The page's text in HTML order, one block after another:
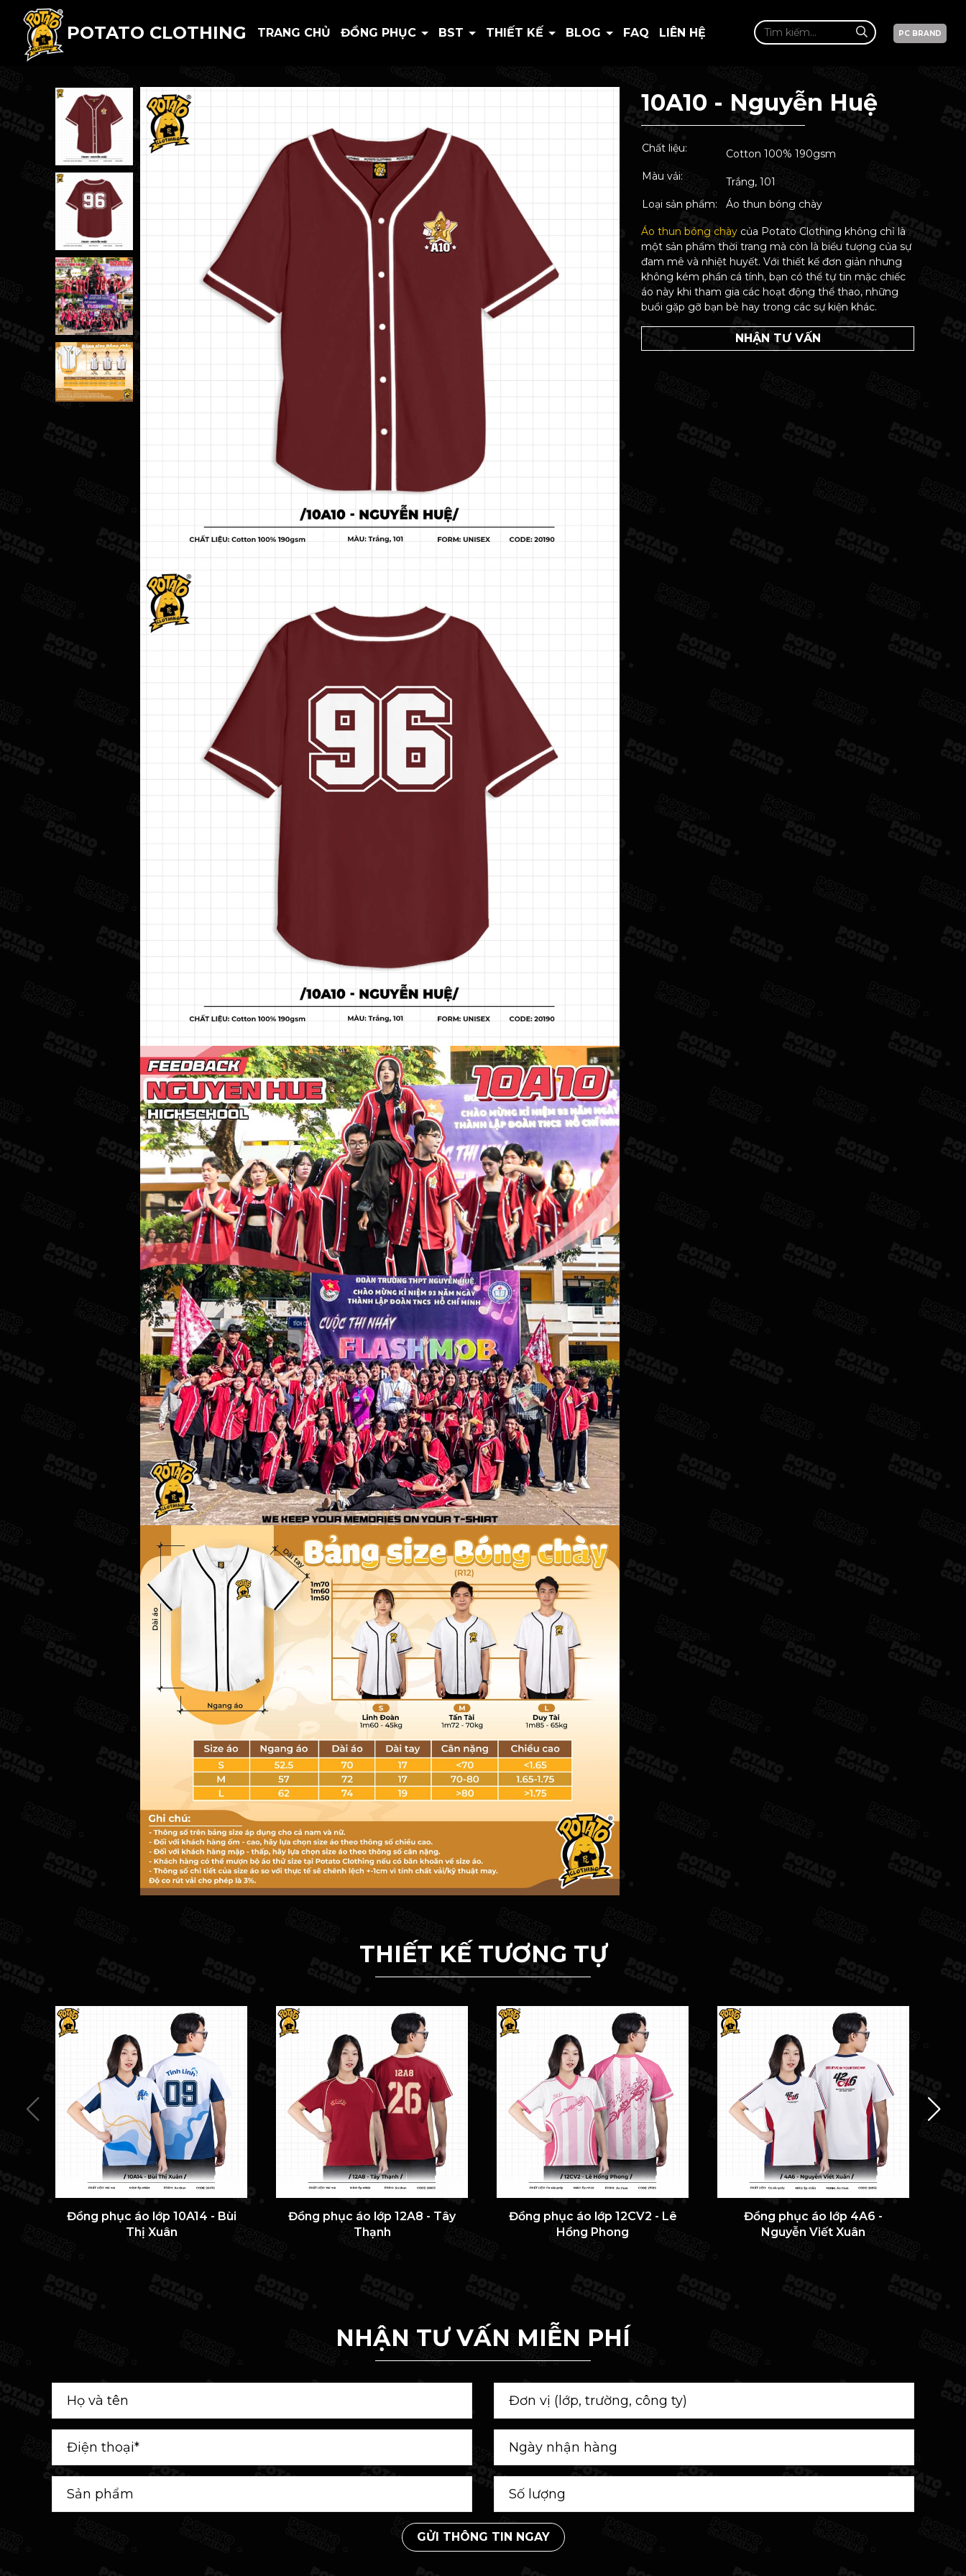
POTATO CLOTHING TRANG CHỦ ĐỒNG PHỤC BST THIẾT KẾ BLOG FAQ LIÊN HỆ PC BRAND
10A10 - Nguyễn Huệ
Chất liệu:
Cotton 100% 190gsm
Màu vải:
Trắng, 101
Loại sản phẩm:
Áo thun bóng chày
Áo thun bóng chày của Potato Clothing không chỉ là
một sản phẩm thời trang mà còn là biểu tượng của sự
đam mê và nhiệt huyết. Với thiết kế đơn giản nhưng
không kém phần cá tính, bạn có thể tự tin mặc chiếc
áo này khi tham gia các hoạt động thể thao, những
buổi gặp gỡ bạn bè hay trong các sự kiện khác.
NHẬN TƯ VẤN
THIẾT KẾ TƯƠNG TỰ
Đồng phục áo lớp 10A14 - Bùi
Thị Xuân
Đồng phục áo lớp 12A8 - Tây
Thạnh
Đồng phục áo lớp 12CV2 - Lê
Hồng Phong
Đồng phục áo lớp 4A6 -
Nguyễn Viết Xuân
NHẬN TƯ VẤN MIỄN PHÍ
GỬI THÔNG TIN NGAY